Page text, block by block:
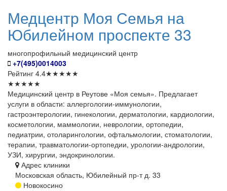
Медцентр Моя Семья на
Юбилейном проспекте 33
многопрофильный медицинский центр
+7(495)0014003
Рейтинг 4.4★★★★★
★★★★★
Медицинский центр в Реутове «Моя семья». Предлагает
услуги в области: аллергологии-иммунологии,
гастроэнтерологии, гинекологии, дерматологии, кардиологии,
косметологии, маммологии, неврологии, ортопедии,
педиатрии, отоларингологии, офтальмологии, стоматологии,
терапии, травматологии-ортопедии, урологии-андрологии,
УЗИ, хирургии, эндокринологии.
Адрес клиники
Московская область, Юбилейный пр-т д. 33
Новокосино